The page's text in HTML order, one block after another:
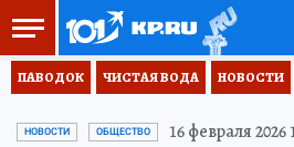
ПАВОДОК ЧИСТАЯ ВОДА НОВОСТИ
НОВОСТИ ОБЩЕСТВО 16 февраля 2026